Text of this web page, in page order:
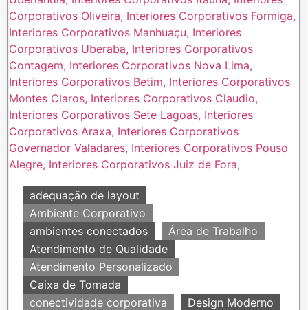
adequação de layout
Ambiente Corporativo
ambientes conectados
Área de Trabalho
Atendimento de Qualidade
Atendimento Personalizado
Caixa de Tomada
conectividade corporativa
Design Moderno